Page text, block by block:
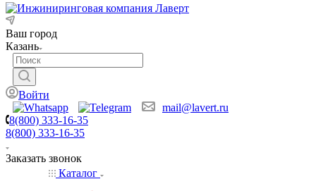
Ваш город
Казань
Войти
mail@lavert.ru
8(800) 333-16-35
8(800) 333-16-35
Заказать звонок
Каталог